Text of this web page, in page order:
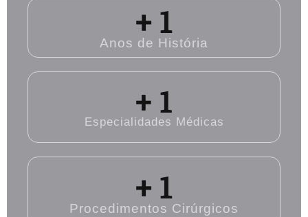
Anos de História
+ 1
Especialidades Médicas
+ 1
Procedimentos Cirúrgicos​
+ 1